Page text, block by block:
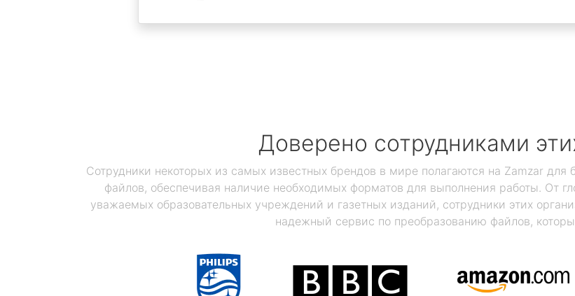
Доверено сотрудниками
Сотрудники некоторых из самых известных брендов в мире полагаются на Zamzar для
файлов, обеспечивая наличие необходимых форматов для выполнения работы. От
уважаемых образовательных учреждений и газетных изданий, сотрудники этих
надежный сервис по преобразованию файлов,